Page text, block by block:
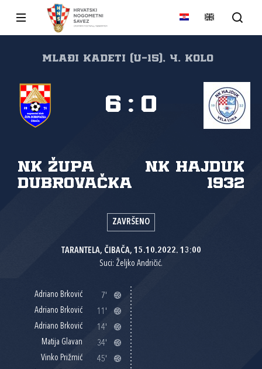
Mlađi kadeti (U-15), 4. kolo
NK Župa
dubrovačka
NK Hajduk
1932
6 : 0
ZAVRŠENO
TARANTELA, ČIBAČA, 15.10.2022. 13:00
Suci: Željko Andričić.
Adriano Brković
7'
Adriano Brković
11'
Adriano Brković
14'
Matija Glavan
34'
Vinko Prižmić
45'